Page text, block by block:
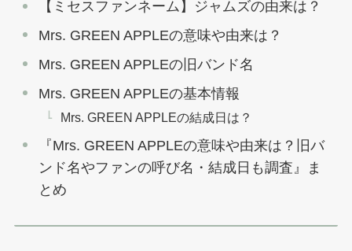
【ミセスファンネーム】ジャムズの由来は？
Mrs. GREEN APPLEの意味や由来は？
Mrs. GREEN APPLEの旧バンド名
Mrs. GREEN APPLEの基本情報
Mrs. GREEN APPLEの結成日は？
『Mrs. GREEN APPLEの意味や由来は？旧バ
ンド名やファンの呼び名・結成日も調査』ま
とめ